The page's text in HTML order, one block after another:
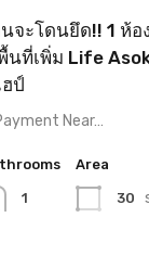
จะโดนยึด!! 1 ห้อ
นที่เพิ่ม Life
ป์
Near…
1
Area
30